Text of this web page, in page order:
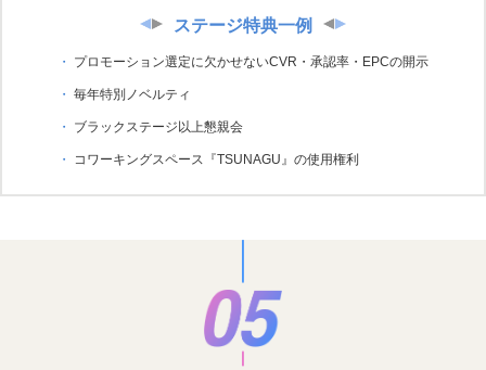
ステージ特典一例
プロモーション選定に欠かせないCVR・承認率・EPCの開示
毎年特別ノベルティ
ブラックステージ以上懇親会
コワーキングスペース『TSUNAGU』の使用権利